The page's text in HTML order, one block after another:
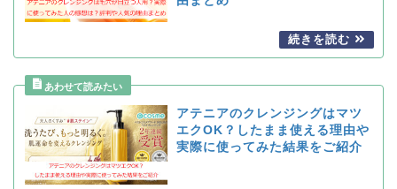
アテニアのクレンジングはマツ
エクOK？したまま使える理由や
実際に使ってみた結果をご紹介
ホーム
サイトマップ
プライバシーポリシー